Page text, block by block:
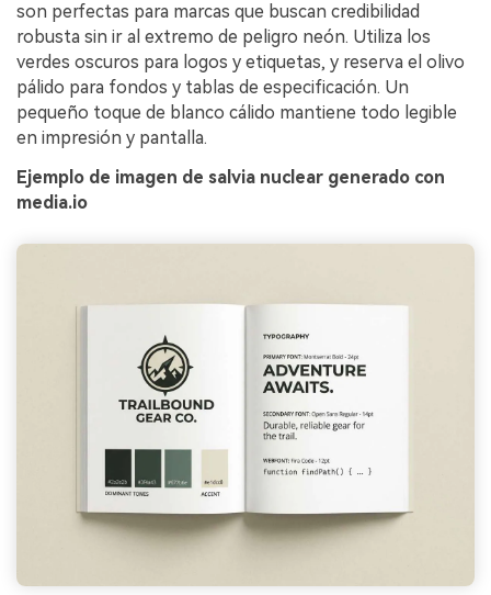
son perfectas para marcas que buscan credibilidad
robusta sin ir al extremo de peligro neón. Utiliza los
verdes oscuros para logos y etiquetas, y reserva el olivo
pálido para fondos y tablas de especificación. Un
pequeño toque de blanco cálido mantiene todo legible
en impresión y pantalla.
Ejemplo de imagen de salvia nuclear generado con
media.io